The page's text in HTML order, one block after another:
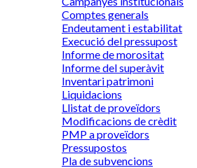
Comptes generals
Endeutament i estabilitat
Execució del pressupost
Informe de morositat
Informe del superàvit
Inventari patrimoni
Liquidacions
Llistat de proveïdors
Modificacions de crèdit
PMP a proveïdors
Pressupostos
Pla de subvencions